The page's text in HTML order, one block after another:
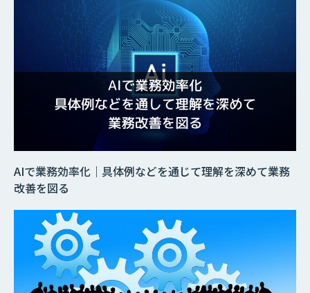
AIで業務効率化｜具体例などを通じて理解を深めて業務
改善を図る